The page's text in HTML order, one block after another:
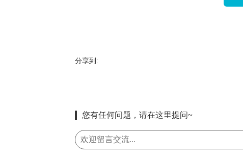
分享到:
您有任何问题，请在这里提问~